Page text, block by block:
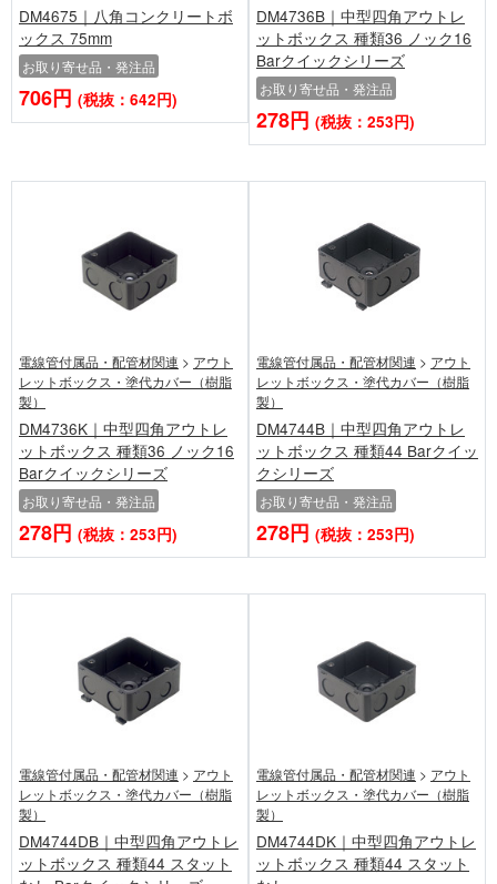
DM4675｜八角コンクリートボ
ックス 75mm
お取り寄せ品・発注品
706円 (税抜：642円)
DM4736B｜中型四角アウトレ
ットボックス 種類36 ノック16
Barクイックシリーズ
お取り寄せ品・発注品
278円 (税抜：253円)
電線管付属品・配管材関連 > アウト
レットボックス・塗代カバー（樹脂
製）
DM4736K｜中型四角アウトレ
ットボックス 種類36 ノック16
Barクイックシリーズ
お取り寄せ品・発注品
278円 (税抜：253円)
電線管付属品・配管材関連 > アウト
レットボックス・塗代カバー（樹脂
製）
DM4744B｜中型四角アウトレ
ットボックス 種類44 Barクイッ
クシリーズ
お取り寄せ品・発注品
278円 (税抜：253円)
電線管付属品・配管材関連 > アウト
レットボックス・塗代カバー（樹脂
製）
DM4744DB｜中型四角アウトレ
ットボックス 種類44 スタット
電線管付属品・配管材関連 > アウト
レットボックス・塗代カバー（樹脂
製）
DM4744DK｜中型四角アウトレ
ットボックス 種類44 スタット